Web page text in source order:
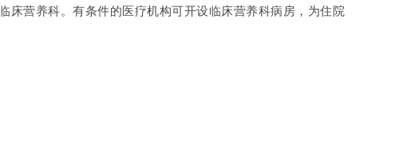
营养科。有条件的医疗机构可开设临床营养科病房，为住院